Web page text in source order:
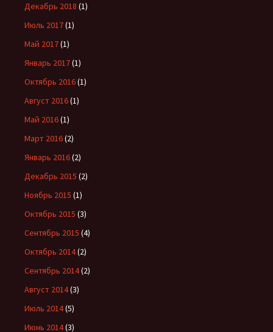
Декабрь 2018 (1)
Июль 2017(1)
Май 2017(1)
Январь 2017(1)
Октябрь 2016(1)
Август 2016(1)
Май 2016(1)
Март 2016(2)
Январь 2016(2)
Декабрь 2015 (2)
Ноябрь 2015 (1)
Октябрь 2015 (3)
Сентябрь 2015 (4)
Октябрь 2014(2)
Сентябрь 2014(2)
Август 2014(3)
Июль 2014(5)
Июнь 2014(3)